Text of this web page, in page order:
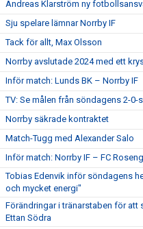
Andreas Klarström ny
Sju spelare lämnar Norrby IF
Tack för allt, Max Olsson
Norrby avslutade 2024 med ett
Inför match: Lunds BK – Norrby IF
TV: Se målen från söndagens 2-0-
Norrby säkrade kontraktet
Match-Tugg med Alexander Salo
Inför match: Norrby IF – FC
Tobias Edenvik inför söndagens
och mycket energi"
Förändringar i tränarstaben för att
Ettan Södra